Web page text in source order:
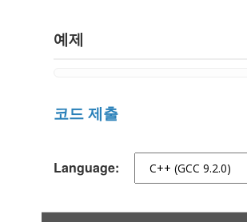
예제
코드 제출
Language: